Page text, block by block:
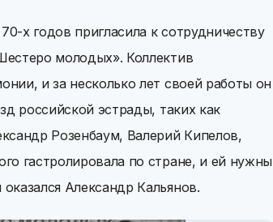
х годов пригласила к сотрудничеству
молодых». Коллектив
и за несколько лет своей работы он
российской эстрады, таких как
Розенбаум, Валерий Кипелов,
гастролировала по стране, и ей нужны
Александр Кальянов.